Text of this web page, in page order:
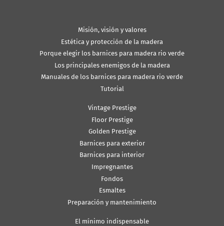
Misión, visión y valores
Estética y protección de la madera
Porque elegir los barnices para madera rio verde
Los principales enemigos de la madera
Manuales de los barnices para madera rio verde
Tutorial
Vintage Prestige
Floor Prestige
Golden Prestige
Barnices para exterior
Barnices para interior
Impregnantes
Fondos
Esmaltes
Preparación y mantenimiento
El mínimo indispensable